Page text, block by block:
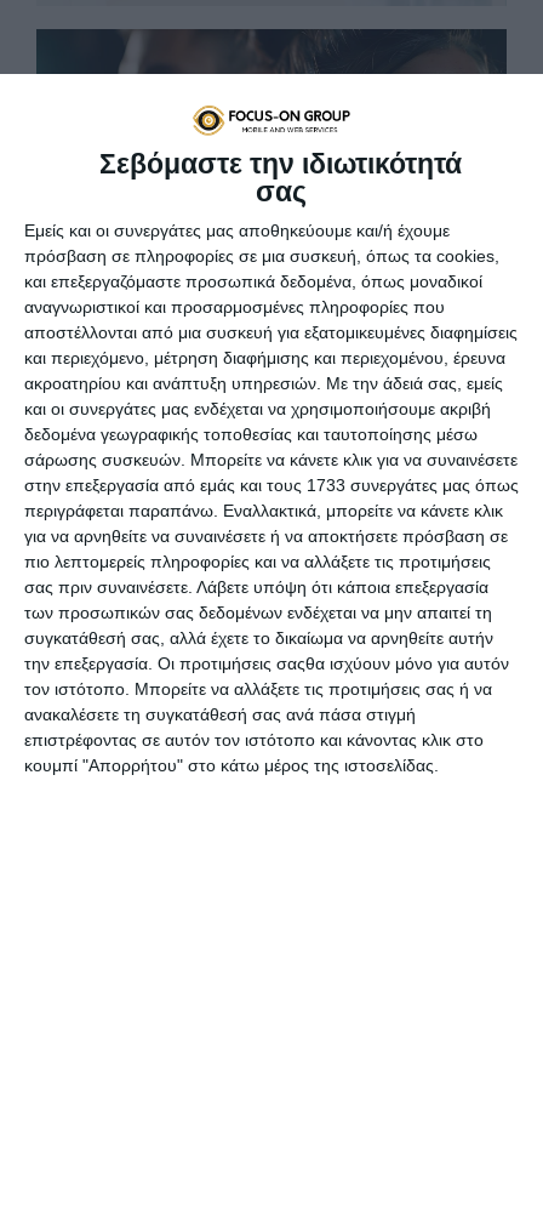
Σεβόμαστε την ιδιωτικότητά
σας
Εμείς και οι συνεργάτες μας αποθηκεύουμε και/ή έχουμε
πρόσβαση σε πληροφορίες σε μια συσκευή, όπως τα cookies,
και επεξεργαζόμαστε προσωπικά δεδομένα, όπως μοναδικοί
αναγνωριστικοί και προσαρμοσμένες πληροφορίες που
αποστέλλονται από μια συσκευή για εξατομικευμένες διαφημίσεις
και περιεχόμενο, μέτρηση διαφήμισης και περιεχομένου, έρευνα
ακροατηρίου και ανάπτυξη υπηρεσιών. Με την άδειά σας, εμείς
και οι συνεργάτες μας ενδέχεται να χρησιμοποιήσουμε ακριβή
δεδομένα γεωγραφικής τοποθεσίας και ταυτοποίησης μέσω
σάρωσης συσκευών. Μπορείτε να κάνετε κλικ για να συναινέσετε
στην επεξεργασία από εμάς και τους 1733 συνεργάτες μας όπως
περιγράφεται παραπάνω. Εναλλακτικά, μπορείτε να κάνετε κλικ
για να αρνηθείτε να συναινέσετε ή να αποκτήσετε πρόσβαση σε
πιο λεπτομερείς πληροφορίες και να αλλάξετε τις προτιμήσεις
σας πριν συναινέσετε. Λάβετε υπόψη ότι κάποια επεξεργασία
των προσωπικών σας δεδομένων ενδέχεται να μην απαιτεί τη
συγκατάθεσή σας, αλλά έχετε το δικαίωμα να αρνηθείτε αυτήν
την επεξεργασία. Οι προτιμήσεις σαςθα ισχύουν μόνο για αυτόν
τον ιστότοπο. Μπορείτε να αλλάξετε τις προτιμήσεις σας ή να
ανακαλέσετε τη συγκατάθεσή σας ανά πάσα στιγμή
επιστρέφοντας σε αυτόν τον ιστότοπο και κάνοντας κλικ στο
κουμπί "Απορρήτου" στο κάτω μέρος της ιστοσελίδας.
Premium Ιστοσελίδες WordPress για
Γυμναστήρια & Χώρους Fitness
7 Απριλίου 2025
QUIZ: 7 Ερωτήσεις για
Προγραμματιστές